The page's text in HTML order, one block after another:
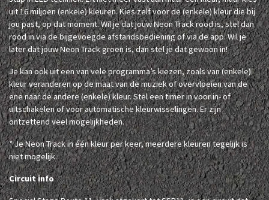
uit 16 miljoen (enkele) kleuren. Kies zelf voor de (enkele) kleur die bij
jou past, op dat moment. Wil je dat jouw Neon Track rood is, stel dan
rood in via de bijgevoegde afstandsbediening of via de app. Wil je
later dat jouw Neon Track groen is, dan stel je dat gewoon in!
Je kan ook uit een van vele programma’s kiezen, zoals van (enkele)
kleur veranderen op de maat van de muziek of overvloeien van de
ene naar de andere (enkele) kleur. Stel een timer in voor in- of
uitschakelen of voor automatische kleurwisselingen. Er zijn
ontzettend veel mogelijkheden.
* Je Neon Track in één kleur per keer, meerdere kleuren tegelijk is
niet mogelijk.
Circuit info